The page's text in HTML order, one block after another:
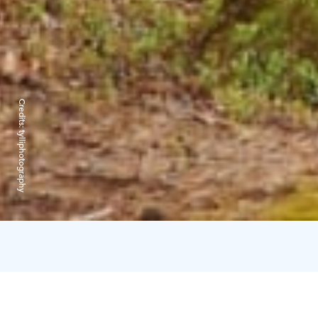
Credits:
tylliphotography